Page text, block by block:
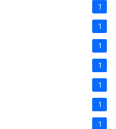
1
1
1
1
1
1
1